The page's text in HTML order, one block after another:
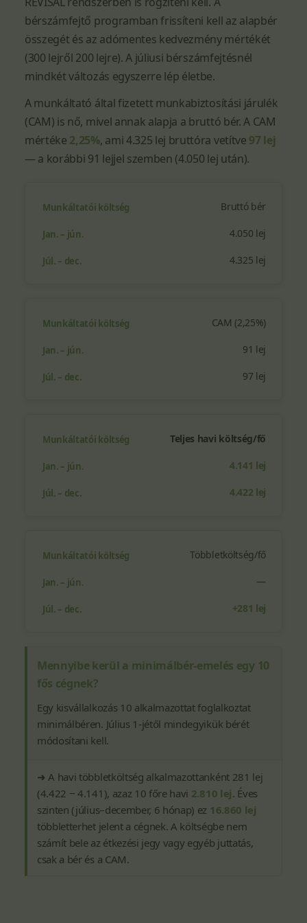
bérszámfejtő programban frissíteni kell az alapbér
összegét és az adómentes kedvezmény mértékét
(300 lejről 200 lejre). A júliusi bérszámfejtésnél
mindkét változás egyszerre lép életbe.
A munkáltató által fizetett munkabiztosítási járulék
(CAM) is nő, mivel annak alapja a bruttó bér. A CAM
mértéke 2,25%, ami 4.325 lej bruttóra vetítve 97 lej
— a korábbi 91 lejjel szemben (4.050 lej után).
Bruttó bér
4.050 lej
4.325 lej
CAM (2,25%)
91 lej
97 lej
Teljes havi költség/fő
4.141 lej
4.422 lej
Többletköltség/fő
—
+281 lej
Mennyibe kerül a minimálbér-emelés egy 10
fős cégnek?
Egy kisvállalkozás 10 alkalmazottat foglalkoztat
minimálbéren. Július 1-jétől mindegyikük bérét
módosítani kell.
➜ A havi többletköltség alkalmazottanként 281 lej
(4.422 − 4.141), azaz 10 főre havi 2.810 lej. Éves
szinten (július–december, 6 hónap) ez 16.860 lej
többletterhet jelent a cégnek. A költségbe nem
számít bele az étkezési jegy vagy egyéb juttatás,
csak a bér és a CAM.